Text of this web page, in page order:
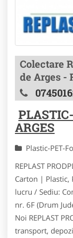
Colectare
de Arges -
ARGES
Plastic-PET-
REPLAST
Carton | Plastic,
lucru / Sediu:
nr. 6F (Drum
Noi REPLAST
transport,